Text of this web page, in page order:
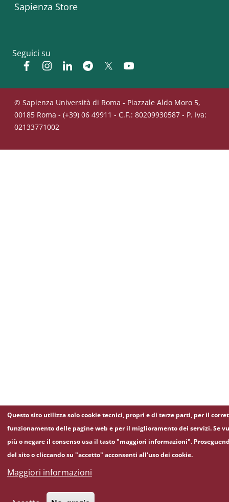
Sapienza Store
Seguici su
FacebookInstagramLinkedinTelegram
Twitter
© Sapienza Università di Roma - Piazzale Aldo Moro 5,
00185 Roma - (+39) 06 49911 - C.F.: 80209930587 - P. Iva:
02133771002
Questo sito utilizza solo cookie tecnici, propri e di terze parti, per il
funzionamento delle pagine web e per il miglioramento dei servizi. Se
più o negare il consenso usa il tasto "maggiori informazioni".
del sito o cliccando su "accetto" acconsenti all'uso dei cookie.
Maggiori informazioni